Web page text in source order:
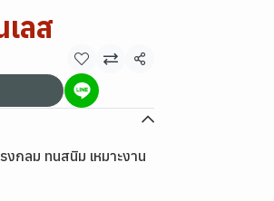
ลส
แชร์
กลม ทนสนิม เหมาะงาน